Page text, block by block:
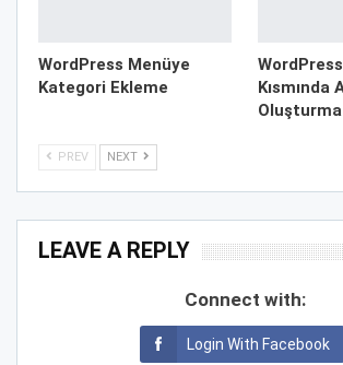
WordPress Menüye
Kategori Ekleme
Kısmında
Oluşturma
PREV NEXT
LEAVE A REPLY
Connect with:
Login With Facebook